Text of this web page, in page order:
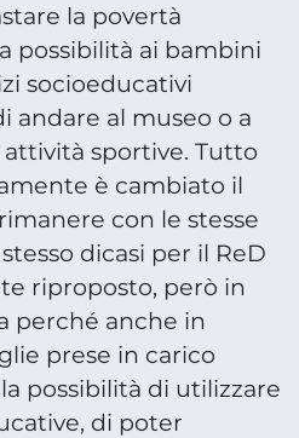
la povertà
possibilità ai bambini
socioeducativi
andare al museo o a
sportive. Tutto
è cambiato il
con le stesse
dicasi per il ReD
riproposto, però in
perché anche in
prese in carico
possibilità di utilizzare
di poter